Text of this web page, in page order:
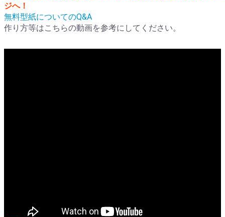
ジへ！
無料型紙についてのQ&A
作り方等はこちらの動画を参考にしてください。